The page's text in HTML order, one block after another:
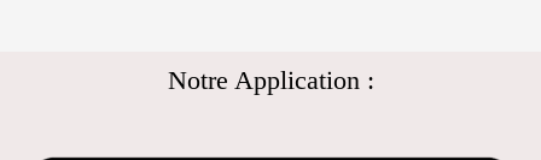
Notre Application :